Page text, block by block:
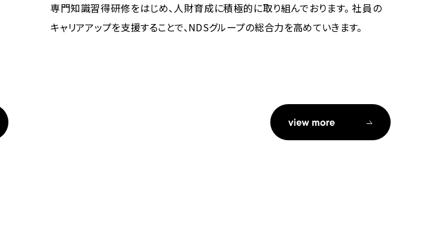
専門知識習得研修をはじめ、人財育成に積極的に取り組んでおります。 社員の
キャリアアップを支援することで、NDSグループの総合力を高めていきます。